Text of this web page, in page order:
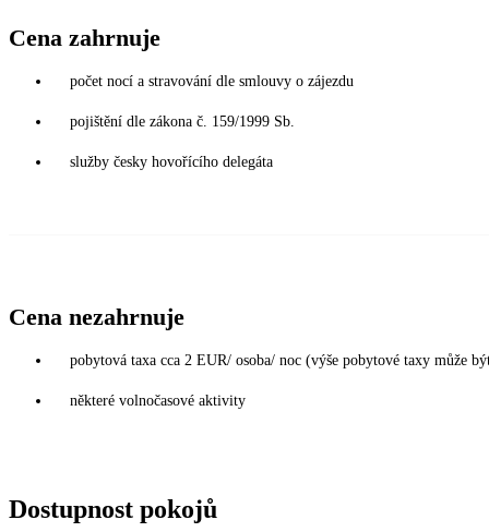
Cena zahrnuje
počet nocí a stravování dle smlouvy o zájezdu
pojištění dle zákona č. 159/1999 Sb.
služby česky hovořícího delegáta
Cena nezahrnuje
pobytová taxa cca 2 EUR/ osoba/ noc (výše pobytové taxy může
některé volnočasové aktivity
Dostupnost pokojů